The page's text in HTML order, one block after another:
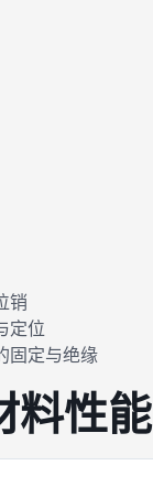
销
定位
固定与绝缘
料性能